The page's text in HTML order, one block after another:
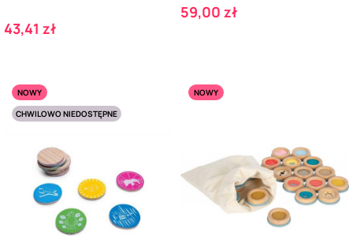
Cena
43,41 zł
Cena
59,00 zł
NOWY
CHWILOWO NIEDOSTĘPNE
NOWY